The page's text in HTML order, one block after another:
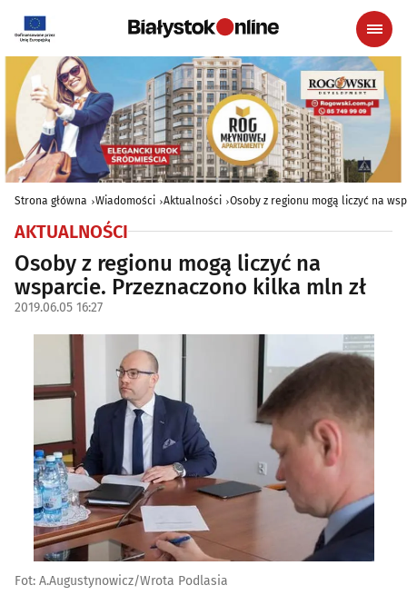
Strona główna Wiadomości Aktualności Osoby z regionu mogą liczyć na
AKTUALNOŚCI
Osoby z regionu mogą liczyć na
wsparcie. Przeznaczono kilka mln zł
2019.06.05 16:27
Fot: A.Augustynowicz/Wrota Podlasia